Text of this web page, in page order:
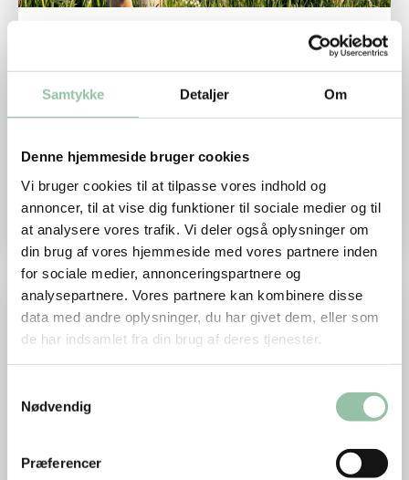
Samtykke Detaljer Om
Denne hjemmeside bruger cookies
Vi bruger cookies til at tilpasse vores indhold og
annoncer, til at vise dig funktioner til sociale medier og til
at analysere vores trafik. Vi deler også oplysninger om
din brug af vores hjemmeside med vores partnere inden
for sociale medier, annonceringspartnere og
analysepartnere. Vores partnere kan kombinere disse
data med andre oplysninger, du har givet dem, eller som
de har indsamlet fra din brug af deres tjenester.
Nødvendig
Præferencer
Økologiske køer er på græs
fra 15. april til 1. november
løsdriftssstalde. Her er der lys og luft, og køerne
kan bevæge sig frit og lægge sig i halm eller
anden strøelse.